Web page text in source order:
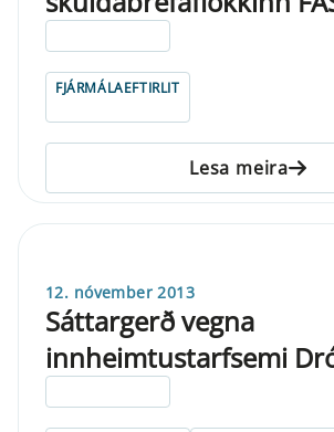
FJÁRMÁLAEFTIRLIT
Lesa meira
12. nóvember 2013
Sáttargerð vegna
innheimtustarfsemi